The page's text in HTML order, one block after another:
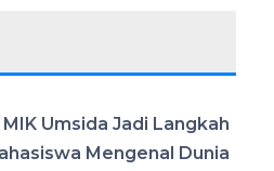
MIK Umsida Jadi Langkah
Mengenal Dunia